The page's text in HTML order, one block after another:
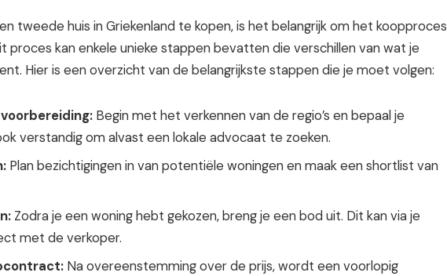
tweede huis in Griekenland te kopen, is het belangrijk om het koopproces
proces kan enkele unieke stappen bevatten die verschillen van wat je
Hier is een overzicht van de belangrijkste stappen die je moet volgen:
Begin met het verkennen van de regio’s en bepaal je
verstandig om alvast een lokale advocaat te zoeken.
Plan bezichtigingen in van potentiële woningen en maak een shortlist van
Zodra je een woning hebt gekozen, breng je een bod uit. Dit kan via je
met de verkoper.
Na overeenstemming over de prijs, wordt een voorlopig